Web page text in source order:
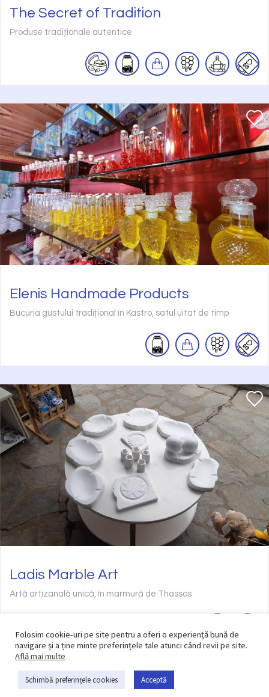
The Secret of Tradition
Produse tradiționale autentice
Elenis Handmade Products
Bucuria gustului tradițional în Kastro, satul uitat de timp
Ladis Marble Art
Artă artizanală unică, în marmură de Thassos
Folosim cookie-uri pe site pentru a oferi o experiență bună de
navigare și a ține minte preferințele tale atunci când revii pe site.
Află mai multe
Schimbă preferințele cookies Acceptă